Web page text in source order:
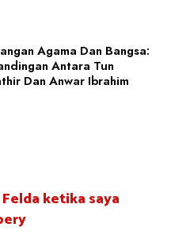
Agama Dan Bangsa:
Antara Tun
Dan Anwar Ibrahim
ketika saya